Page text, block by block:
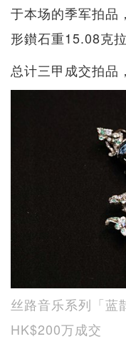
于本场的季军拍品
形鑚石重15.08克
总计三甲成交拍品
丝路音乐系列「蓝
HK$200万成交